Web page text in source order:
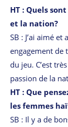
HT : Quels
et la nation?
SB : J’ai aimé
engagement de
du jeu. C’est
passion de la
HT : Que
les femmes
SB : Il y a de